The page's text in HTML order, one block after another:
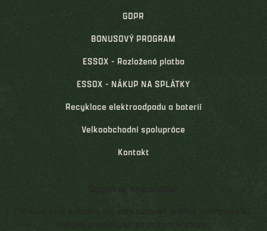
GDPR
BONUSOVÝ PROGRAM
ESSOX - Rozložená platba
ESSOX - NÁKUP NA SPLÁTKY
Recyklace elektroodpadu a baterií
Velkoobchodní spolupráce
Kontakt